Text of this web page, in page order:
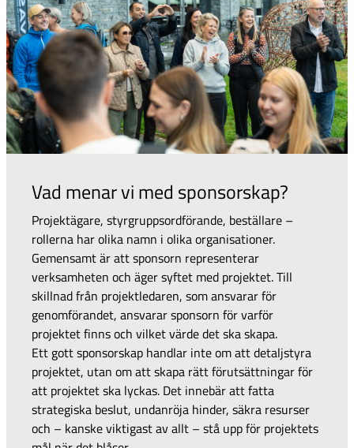
Vad menar vi med sponsorskap?
Projektägare, styrgruppsordförande, beställare –
rollerna har olika namn i olika organisationer.
Gemensamt är att sponsorn representerar
verksamheten och äger syftet med projektet. Till
skillnad från projektledaren, som ansvarar för
genomförandet, ansvarar sponsorn för varför
projektet finns och vilket värde det ska skapa.
Ett gott sponsorskap handlar inte om att detaljstyra
projektet, utan om att skapa rätt förutsättningar för
att projektet ska lyckas. Det innebär att fatta
strategiska beslut, undanröja hinder, säkra resurser
och – kanske viktigast av allt – stå upp för projektets